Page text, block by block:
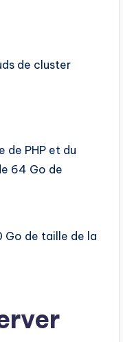
de cluster
de PHP et du
64 Go de
Go de taille de la